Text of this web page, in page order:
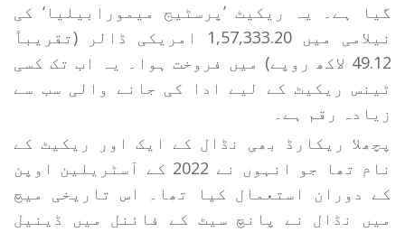
گیا ہے۔ یہ ریکیٹ ’پرسٹیج میمورابیلیا‘ کی
نیلامی میں 1,57,333.20 امریکی ڈالر (تقریباً
49.12 لاکھ روپے) میں فروخت ہوا۔ یہ اب تک کسی
ٹینس ریکیٹ کے لیے ادا کی جانے والی سب سے
زیادہ رقم ہے۔
پچھلا ریکارڈ بھی نڈال کے ایک اور ریکیٹ کے
نام تھا جو انہوں نے 2022 کے آسٹریلین اوپن
کے دوران استعمال کیا تھا۔ اس تاریخی میچ
میں نڈال نے پانچ سیٹ کے فائنل میں ڈینیل